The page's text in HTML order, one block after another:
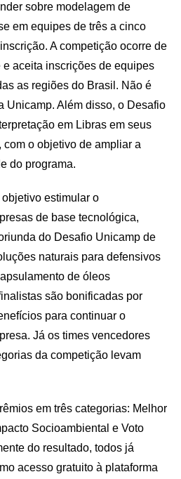
sobre modelagem de
em equipes de três a cinco
A competição ocorre de
aceita inscrições de equipes
as regiões do Brasil. Não é
Unicamp. Além disso, o Desafio
em Libras em seus
o objetivo de ampliar a
do programa.
estimular o
de base tecnológica,
do Desafio Unicamp de
naturais para defensivos
de óleos
são bonificadas por
para continuar o
Já os times vencedores
da competição levam
em três categorias: Melhor
Socioambiental e Voto
do resultado, todos já
acesso gratuito à plataforma